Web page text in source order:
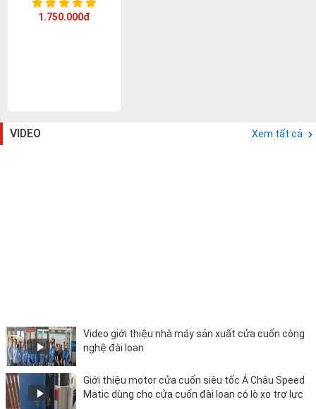
1.750.000đ
VIDEO Xem tất cả
Video giới thiệu nhà máy sản xuất cửa cuốn công
nghệ đài loan
Giới thiệu motor cửa cuốn siêu tốc Á Châu Speed
Matic dùng cho cửa cuốn đài loan có lò xo trợ lực